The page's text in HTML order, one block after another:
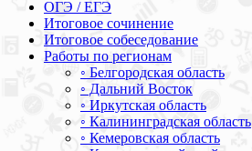
ОГЭ / ЕГЭ
Итоговое сочинение
Итоговое собеседование
Работы по регионам
◦ Белгородская область
◦ Дальний Восток
◦ Иркутская область
◦ Калининградская область
◦ Кемеровская область